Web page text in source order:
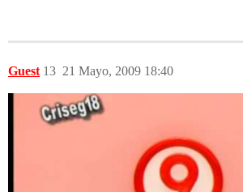
Guest 21 Mayo, 2009 18:40
13